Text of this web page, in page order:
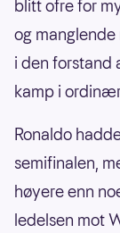
blitt ofre for
og
i den forstand
kamp i
Ronaldo
semifinalen,
høyere enn
ledelsen mot